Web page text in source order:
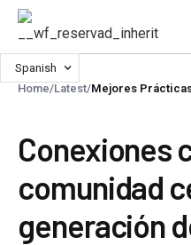
Spanish
Home/Latest/Mejores
Conexiones
comunidad
generación